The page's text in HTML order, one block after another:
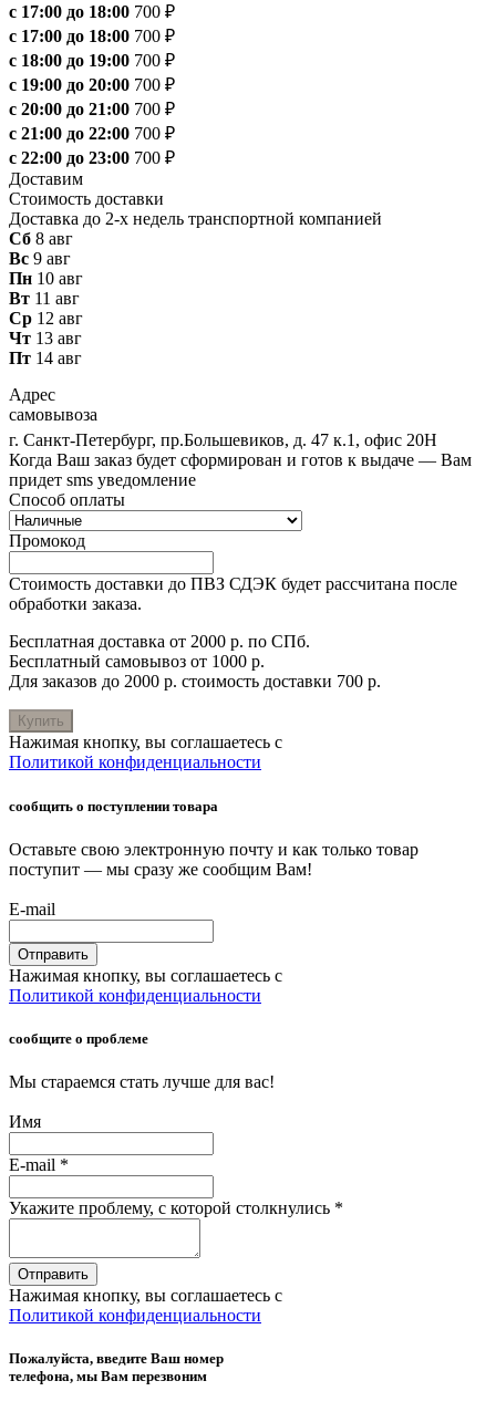
с 17:00 до 18:00 700 ₽
с 17:00 до 18:00 700 ₽
с 18:00 до 19:00 700 ₽
с 19:00 до 20:00 700 ₽
с 20:00 до 21:00 700 ₽
с 21:00 до 22:00 700 ₽
с 22:00 до 23:00 700 ₽
Доставим
Стоимость доставки
Доставка до 2-х недель транспортной компанией
Сб 8 авг
Вс 9 авг
Пн 10 авг
Вт 11 авг
Ср 12 авг
Чт 13 авг
Пт 14 авг
Адрес
самовывоза
г. Санкт-Петербург, пр.Большевиков, д. 47 к.1, офис 20Н
Когда Ваш заказ будет сформирован и готов к выдаче — Вам
придет sms уведомление
Способ оплаты
Промокод
Стоимость доставки до ПВЗ СДЭК будет рассчитана после
обработки заказа.
Бесплатная доставка от 2000 р. по СПб.
Бесплатный самовывоз от 1000 р.
Для заказов до 2000 р. стоимость доставки 700 р.
Купить
Нажимая кнопку, вы соглашаетесь с
Политикой конфиденциальности
сообщить о поступлении товара
Оставьте свою электронную почту и как только товар
поступит — мы сразу же сообщим Вам!
E-mail
Отправить
Нажимая кнопку, вы соглашаетесь с
Политикой конфиденциальности
сообщите о проблеме
Мы стараемся стать лучше для вас!
Имя
E-mail *
Укажите проблему, с которой столкнулись *
Отправить
Нажимая кнопку, вы соглашаетесь с
Политикой конфиденциальности
Пожалуйста, введите Ваш номер
телефона, мы Вам перезвоним